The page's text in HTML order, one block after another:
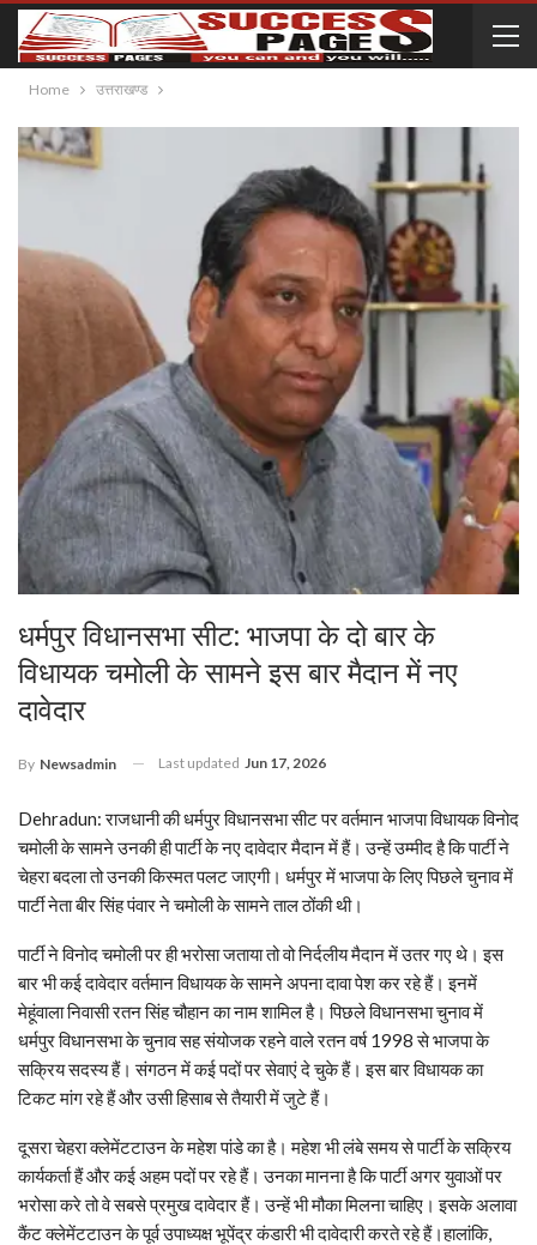
Home उत्तराखण्ड
धर्मपुर विधानसभा सीट: भाजपा के दो बार के
विधायक चमोली के सामने इस बार मैदान में नए
दावेदार
By Newsadmin Last updated Jun 17, 2026
Dehradun: राजधानी की धर्मपुर विधानसभा सीट पर वर्तमान भाजपा विधायक विनोद
चमोली के सामने उनकी ही पार्टी के नए दावेदार मैदान में हैं। उन्हें उम्मीद है कि पार्टी ने
चेहरा बदला तो उनकी किस्मत पलट जाएगी। धर्मपुर में भाजपा के लिए पिछले चुनाव में
पार्टी नेता बीर सिंह पंवार ने चमोली के सामने ताल ठोंकी थी।
पार्टी ने विनोद चमोली पर ही भरोसा जताया तो वो निर्दलीय मैदान में उतर गए थे। इस
बार भी कई दावेदार वर्तमान विधायक के सामने अपना दावा पेश कर रहे हैं। इनमें
मेहूंवाला निवासी रतन सिंह चौहान का नाम शामिल है। पिछले विधानसभा चुनाव में
धर्मपुर विधानसभा के चुनाव सह संयोजक रहने वाले रतन वर्ष 1998 से भाजपा के
सक्रिय सदस्य हैं। संगठन में कई पदों पर सेवाएं दे चुके हैं। इस बार विधायक का
टिकट मांग रहे हैं और उसी हिसाब से तैयारी में जुटे हैं।
दूसरा चेहरा क्लेमेंटटाउन के महेश पांडे का है। महेश भी लंबे समय से पार्टी के सक्रिय
कार्यकर्ता हैं और कई अहम पदों पर रहे हैं। उनका मानना है कि पार्टी अगर युवाओं पर
भरोसा करे तो वे सबसे प्रमुख दावेदार हैं। उन्हें भी मौका मिलना चाहिए। इसके अलावा
कैंट क्लेमेंटटाउन के पूर्व उपाध्यक्ष भूपेंद्र कंडारी भी दावेदारी करते रहे हैं।हालांकि,